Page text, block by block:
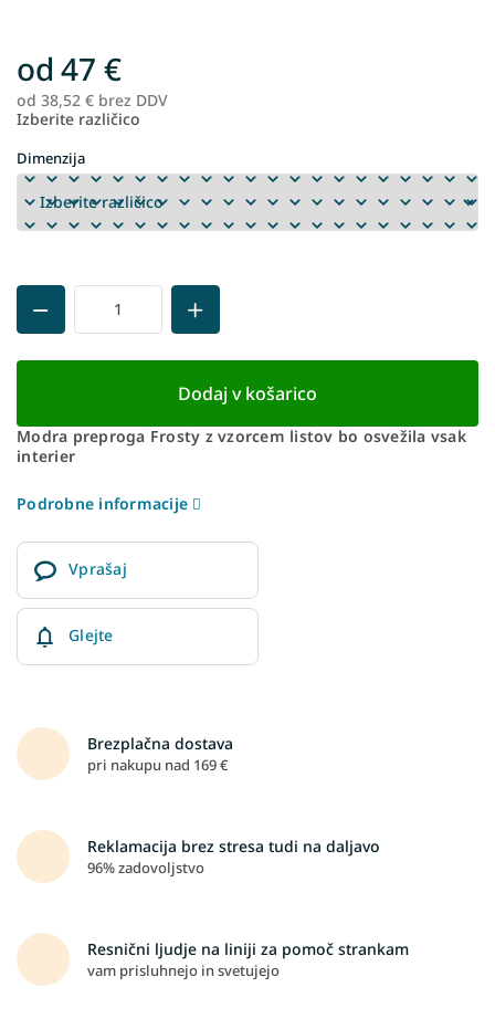
od47 €
od 38,52 € brez DDV
Izberite različico
Dimenzija
Dodaj v košarico
Modra preproga Frosty z vzorcem listov bo osvežila vsak
interier
Podrobne informacije
Vprašaj
Glejte
Brezplačna dostava
pri nakupu nad 169 €
Reklamacija brez stresa tudi na daljavo
96% zadovoljstvo
Resnični ljudje na liniji za pomoč strankam
vam prisluhnejo in svetujejo